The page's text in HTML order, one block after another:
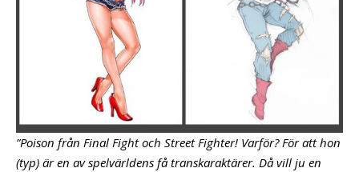
”Poison från Final Fight och Street Fighter! Varför? För att hon
(typ) är en av spelvärldens få transkaraktärer. Då vill ju en